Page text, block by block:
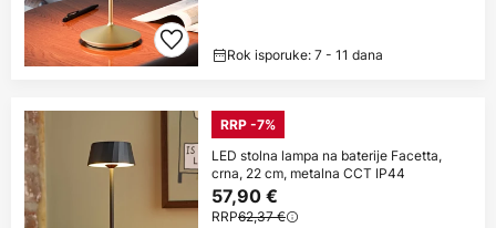
Rok isporuke: 7 - 11 dana
RRP -7%
LED stolna lampa na baterije Facetta,
crna, 22 cm, metalna CCT IP44
57,90 €
RRP62,37 €